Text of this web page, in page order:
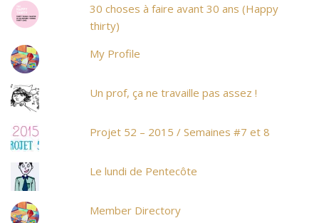
30 choses à faire avant 30 ans (Happy
thirty)
My Profile
Un prof, ça ne travaille pas assez !
Projet 52 – 2015 / Semaines #7 et 8
Le lundi de Pentecôte
Member Directory